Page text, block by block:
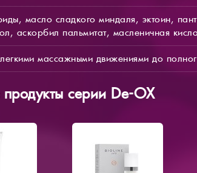
масло сладкого миндаля, эктоин,
аскорбил пальмитат, масленичная
массажными движениями до
серии De-OX